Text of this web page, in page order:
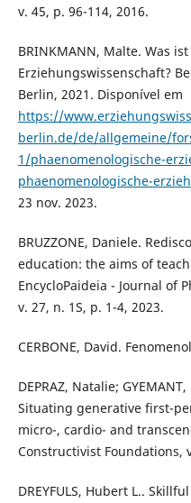
v. 45, p. 96-114, 2016.
BRINKMANN, Malte. Was
Erziehungswissenschaft?
Berlin, 2021. Disponível em
https://
berlin.de/de/allgemeine/
1/phaenomenologische-
phaenomenologische-
23 nov. 2023.
BRUZZONE, Daniele.
education: the aims of
EncycloPaideia - Journal of
v. 27, n. 1S, p. 1-4, 2023.
CERBONE, David.
DEPRAZ, Natalie;
Situating generative first-
micro-, cardio- and
Constructivist Foundations,
DREYFULS, Hubert L..